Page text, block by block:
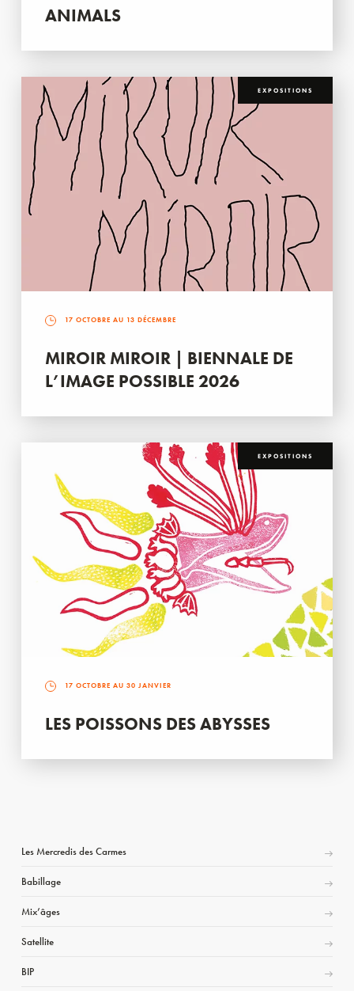
ANIMALS
EXPOSITIONS
17 OCTOBRE AU 13 DÉCEMBRE
MIROIR MIROIR | BIENNALE DE
L’IMAGE POSSIBLE 2026
EXPOSITIONS
17 OCTOBRE AU 30 JANVIER
LES POISSONS DES ABYSSES
Les Mercredis des Carmes
Babillage
Mix’âges
Satellite
BIP